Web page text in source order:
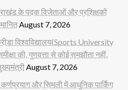
के पदक विजेताओं और प्रशिक्षकों
August 7, 2026
विश्वविद्यालय(Sports University
की, गुणवत्ता से कोई समझौता नहीं,
August 7, 2026
कर्णप्रयाग और सिमली में आधुनिक पार्किंग